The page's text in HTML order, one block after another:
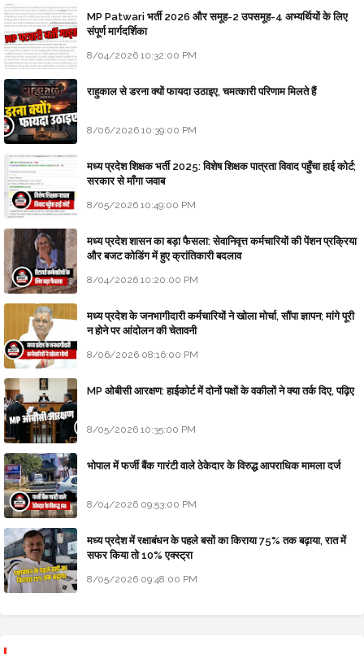
MP Patwari भर्ती 2026 और समूह-2 उपसमूह-4 अभ्यर्थियों के लिए
संपूर्ण मार्गदर्शिका
8/04/2026 10:32:00 PM
राहुकाल से डरना क्यों फायदा उठाइए, चमत्कारी परिणाम मिलते हैं
8/06/2026 10:39:00 PM
मध्य प्रदेश शिक्षक भर्ती 2025: विशेष शिक्षक पात्रता विवाद पहुँचा हाई कोर्ट;
सरकार से माँगा जवाब
8/05/2026 10:49:00 PM
मध्य प्रदेश शासन का बड़ा फैसला: सेवानिवृत्त कर्मचारियों की पेंशन प्रक्रिया
और बजट कोडिंग में हुए क्रांतिकारी बदलाव
8/04/2026 10:20:00 PM
मध्य प्रदेश के जनभागीदारी कर्मचारियों ने खोला मोर्चा, सौंपा ज्ञापन; मांगे पूरी
न होने पर आंदोलन की चेतावनी
8/06/2026 08:16:00 PM
MP ओबीसी आरक्षण: हाईकोर्ट में दोनों पक्षों के वकीलों ने क्या तर्क दिए, पढ़िए
8/05/2026 10:35:00 PM
भोपाल में फर्जी बैंक गारंटी वाले ठेकेदार के विरुद्ध आपराधिक मामला दर्ज
8/04/2026 09:53:00 PM
मध्य प्रदेश में रक्षाबंधन के पहले बसों का किराया 75% तक बढ़ाया, रात में
सफर किया तो 10% एक्स्ट्रा
8/05/2026 09:48:00 PM